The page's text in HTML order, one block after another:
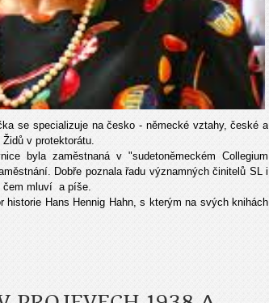
se specializuje na česko - německé vztahy, české a
v protektorátu.
byla zaměstnaná v "sudetoněmeckém Collegium
Dobře poznala řadu významných činitelů SL i
čem mluví a píše.
historie Hans Hennig Hahn, s kterým na svých knihách